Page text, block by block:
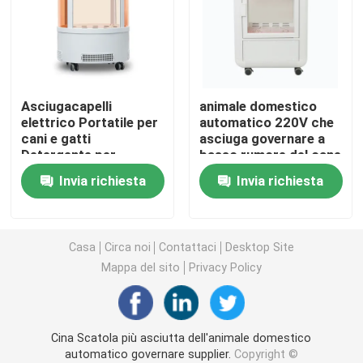
concentratore dell'ossigeno 5l
concentratore dell'ossigeno 10L
Locale essiccatoio dell'animale domestico
Animale domestico che asciuga scatola
Cat Smart Toilet
Asciugacapelli
elettrico Portatile per
cani e gatti
Detergente per
massaggi Depilazione
PuliziaInvia richiesta
animale domestico
automatico 220V che
asciuga governare a
basso rumore del cane
dell'essiccatrice della
scatolaInvia richiesta
Casa Circa noi Contattaci
Desktop Site
Mappa del sito
Privacy Policy
Cina Scatola più asciutta dell'animale domestico
automatico governare supplier. Copyright ©